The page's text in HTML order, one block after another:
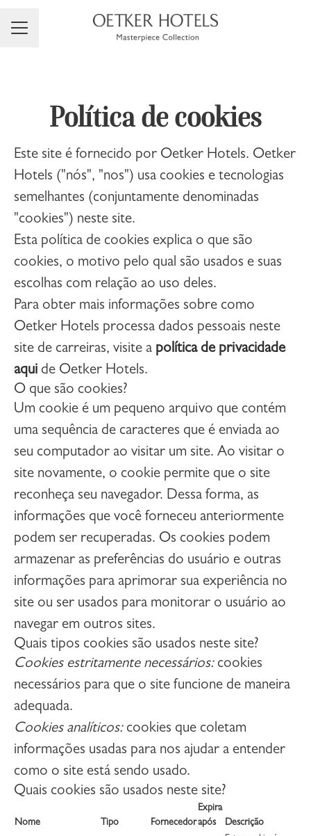
Menu de carreiras
Política de cookies
Este site é fornecido por Oetker Hotels. Oetker
Hotels ("nós", "nos") usa cookies e tecnologias
semelhantes (conjuntamente denominadas
"cookies") neste site.
Esta política de cookies explica o que são
cookies, o motivo pelo qual são usados e suas
escolhas com relação ao uso deles.
Para obter mais informações sobre como
Oetker Hotels processa dados pessoais neste
site de carreiras, visite a política de privacidade
aqui de Oetker Hotels.
O que são cookies?
Um cookie é um pequeno arquivo que contém
uma sequência de caracteres que é enviada ao
seu computador ao visitar um site. Ao visitar o
site novamente, o cookie permite que o site
reconheça seu navegador. Dessa forma, as
informações que você forneceu anteriormente
podem ser recuperadas. Os cookies podem
armazenar as preferências do usuário e outras
informações para aprimorar sua experiência no
site ou ser usados para monitorar o usuário ao
navegar em outros sites.
Quais tipos cookies são usados neste site?
Cookies estritamente necessários:cookies
necessários para que o site funcione de maneira
adequada.
Cookies analíticos:cookies que coletam
informações usadas para nos ajudar a entender
como o site está sendo usado.
Quais cookies são usados neste site?
Nome Tipo Fornecedor
Expira
após
Descrição